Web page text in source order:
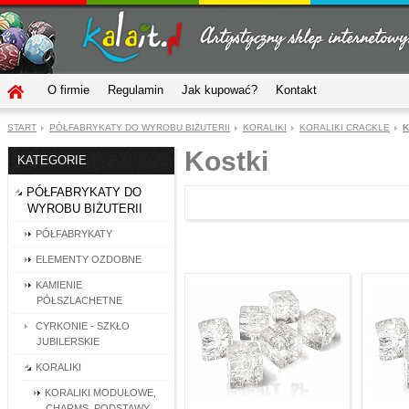
O firmie Regulamin Jak kupować? Kontakt
START PÓŁFABRYKATY DO WYROBU BIŻUTERII KORALIKI KORALIKI CRACKLE
KATEGORIE
PÓŁFABRYKATY DO
WYROBU BIŻUTERII
PÓŁFABRYKATY
ELEMENTY OZDOBNE
KAMIENIE
PÓŁSZLACHETNE
CYRKONIE - SZKŁO
JUBILERSKIE
KORALIKI
KORALIKI MODUŁOWE,
Kostki